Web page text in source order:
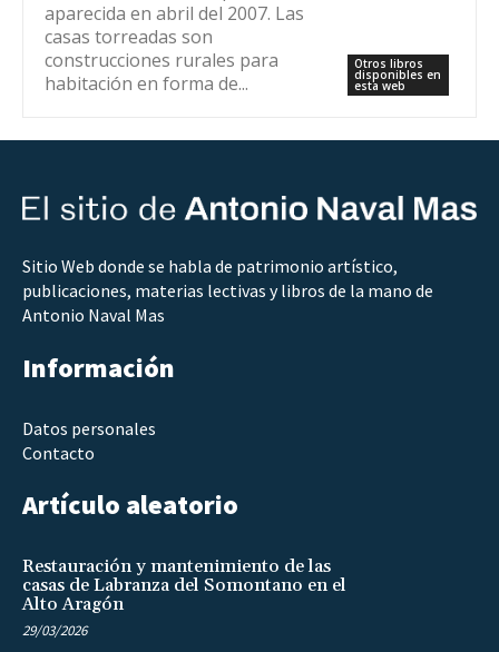
Otros libros
disponibles en
esta web
aparecida en abril del 2007. Las
casas torreadas son
construcciones rurales para
habitación en forma de...
Sitio Web donde se habla de patrimonio artístico,
publicaciones, materias lectivas y libros de la mano de
Antonio Naval Mas
Información
Datos personales
Contacto
Artículo aleatorio
Restauración y mantenimiento de las
casas de Labranza del Somontano en el
Alto Aragón
29/03/2026